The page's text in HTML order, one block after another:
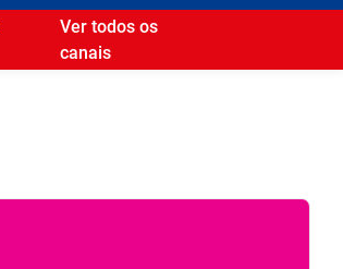
Ver todos os
canais